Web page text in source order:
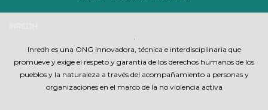
Inredh es una ONG innovadora, técnica e interdisciplinaria que
promueve y exige el respeto y garantia de los derechos humanos de los
pueblos y la naturaleza a través del acompañamiento a personas y
organizaciones en el marco de la no violencia activa